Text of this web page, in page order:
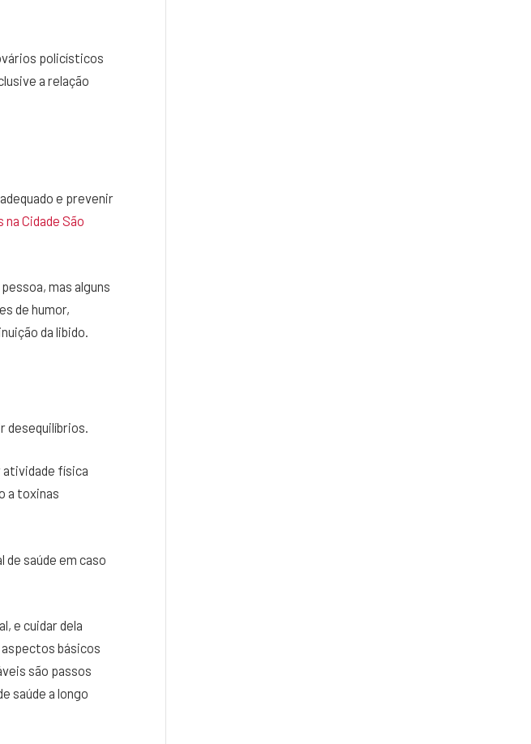
policísticos
a relação
e prevenir
Cidade São
mas alguns
de humor,
da libido.
desequilíbrios.
atividade física
a toxinas
saúde em caso
e cuidar dela
aspectos básicos
são passos
saúde a longo